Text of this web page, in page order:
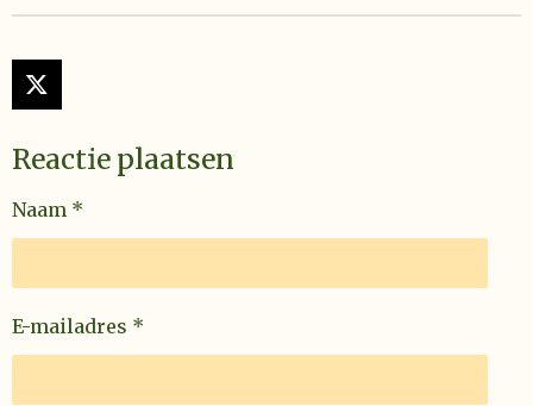
X
Reactie plaatsen
Naam *
E-mailadres *